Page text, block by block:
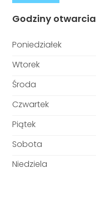
Godziny otwarcia
Poniedziałek
Wtorek
Środa
Czwartek
Piątek
Sobota
Niedziela